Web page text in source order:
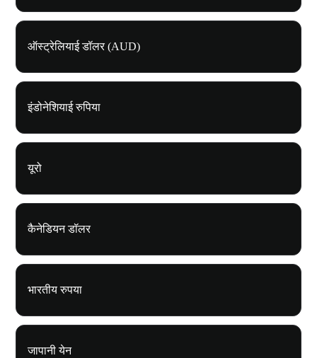
ऑस्ट्रेलियाई डॉलर (AUD)
इंडोनेशियाई रुपिया
यूरो
कैनेडियन डॉलर
भारतीय रुपया
जापानी येन